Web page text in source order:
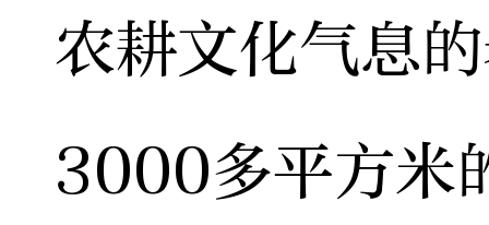
农耕文化气息
3000多平方米